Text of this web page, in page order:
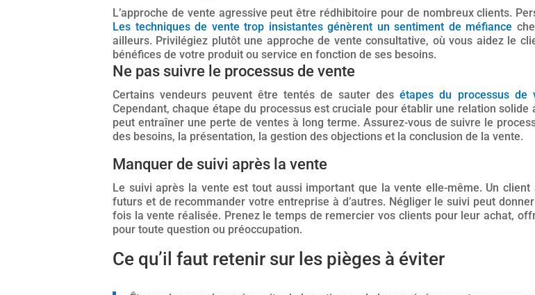
L’approche de vente agressive peut être rédhibitoire pour de nombreux clients.
Les techniques de vente trop insistantes génèrent un sentiment de méfiance
ailleurs. Privilégiez plutôt une approche de vente consultative, où vous aidez le
bénéfices de votre produit ou service en fonction de ses besoins.
Ne pas suivre le processus de vente
Certains vendeurs peuvent être tentés de sauter desétapes du processus de
Cependant, chaque étape du processus est cruciale pour établir une relation
peut entraîner une perte de ventes à long terme. Assurez-vous de suivre le
des besoins, la présentation, la gestion des objections et la conclusion de la vente.
Manquer de suivi après la vente
Le suivi après la vente est tout aussi important que la vente elle-même. Un
futurs et de recommander votre entreprise à d’autres. Négliger le suivi peut
fois la vente réalisée. Prenez le temps de remercier vos clients pour leur achat,
pour toute question ou préoccupation.
Ce qu’il faut retenir sur les pièges à éviter